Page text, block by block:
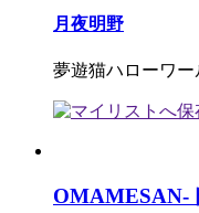
月夜明野
夢遊猫ハローワー
OMAMESAN-